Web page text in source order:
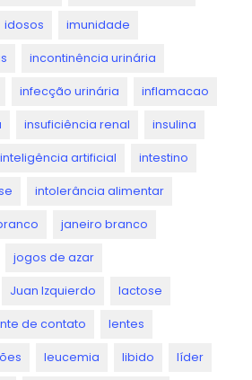
idosos imunidade
incontinência urinária
infecção urinária inflamacao
insuficiência renal insulina
inteligência artificial intestino
intolerância alimentar
janeiro branco
jogos de azar
Juan Izquierdo lactose
de contato lentes
leucemia libido líder